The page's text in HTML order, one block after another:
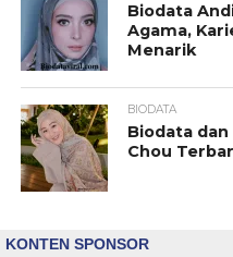
Biodata
Agama,
Menarik
BIODATA
Biodata
Chou